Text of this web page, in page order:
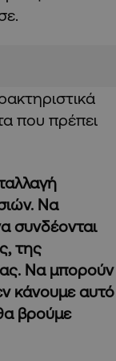
που πρέπει
Να
συνδέονται
της
Να μπορούν
κάνουμε αυτό
βρούμε